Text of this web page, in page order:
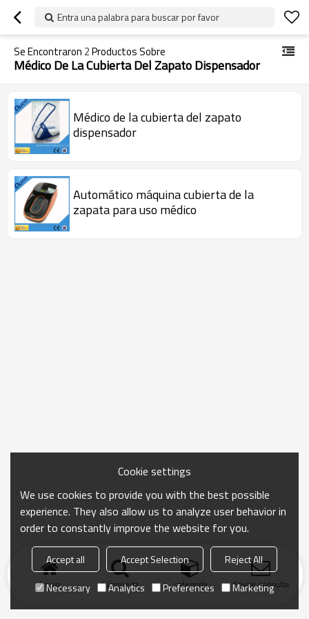
Entra una palabra para buscar por favor
Se Encontraron 2Productos Sobre
Médico De La Cubierta Del Zapato Dispensador
Médico de la cubierta del zapato
dispensador
Automático máquina cubierta de la
zapata para uso médico
Inicio búsqueda categoría Enviar consulta
Cookie settings
We use cookies to provide you with the best possible
experience. They also allow us to analyze user behavior in
order to constantly improve the website for you.
Accept all Accept Selection
Reject All
Necessary
Analytics Preferences Marketing